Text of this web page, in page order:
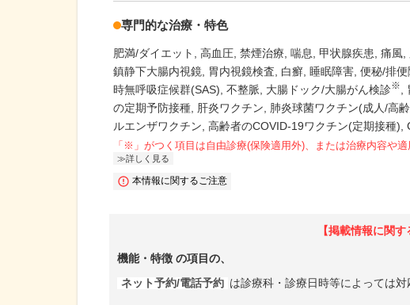
専門的な治療・特色
肥満/ダイエット 高血圧 禁煙治療 喘息 甲状腺疾患 痛風
鎮静下大腸内視鏡
胃内視鏡検査 白癬 睡眠障害 便秘/排便
時無呼吸症候群(SAS) 不整脈 大腸ドック/大腸がん検診※
の定期予防接種
肝炎ワクチン 肺炎球菌ワクチン(成人/高
ルエンザワクチン 高齢者のCOVID-19ワクチン(定期接種)
「※」がつく項目は自由診療(保険適用外)、または治療内容や
詳しく見る
本情報に関するご注意
【掲載情報に関す
機能・特徴 の項目の、
ネット予約/電話予約 は診療科・診療日時等によっては